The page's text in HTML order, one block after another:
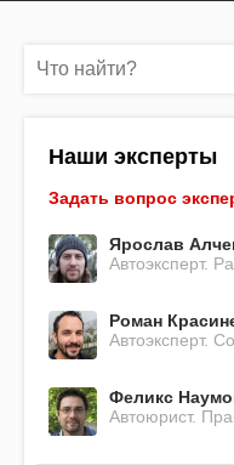
Наши эксперты
Задать вопрос
Ярослав
Автоэксперт.
Роман
Автоэксперт.
Феликс
Автоюрист.